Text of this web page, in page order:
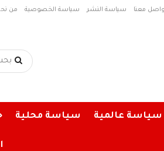
من سياسة الخصوصية سياسة النشر معنا
سياسة محلية سياسة عالمية